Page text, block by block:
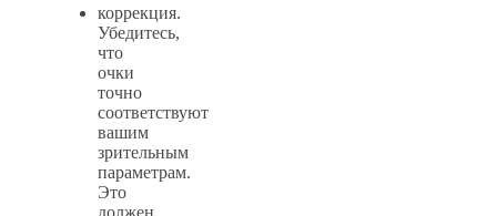
коррекция.
Убедитесь,
что
очки
точно
соответствуют
вашим
зрительным
параметрам.
Это